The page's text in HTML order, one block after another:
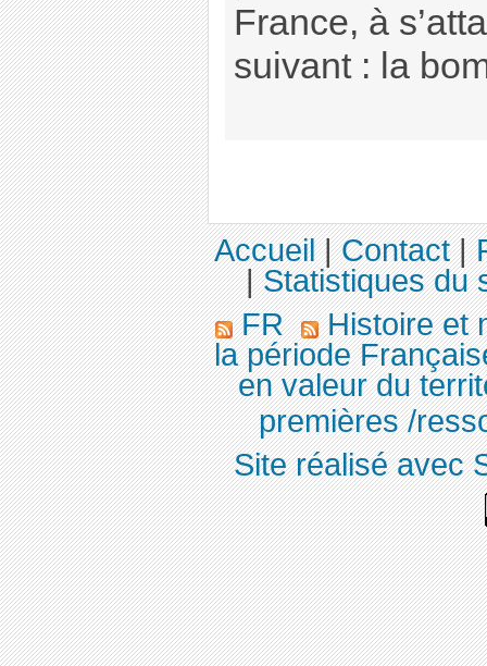
France, à
suivant : la
Accueil|Contact|
|Statistiques du
FR
Histoire et
la période
en valeur du
premières /
Site réalisé avec